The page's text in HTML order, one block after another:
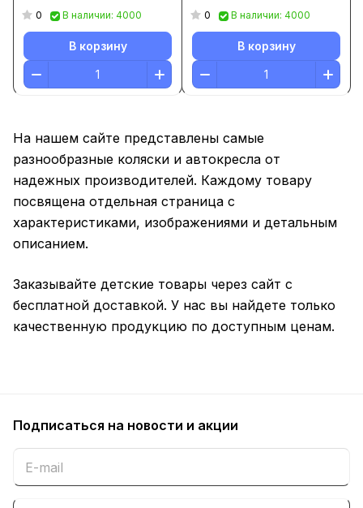
0 В наличии: 4000
В корзину
0 В наличии: 4000
В корзину
На нашем сайте представлены самые
разнообразные коляски и автокресла от
надежных производителей. Каждому товару
посвящена отдельная страница с
характеристиками, изображениями и детальным
описанием.
Заказывайте детские товары через сайт с
бесплатной доставкой. У нас вы найдете только
качественную продукцию по доступным ценам.
Подписаться на новости и акции